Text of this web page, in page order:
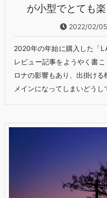
が小型でとても
2022/02/05
2020年の年始に購入した「
レビュー記事をようやく書
ロナの影響もあり、出掛け
メインになってしまいどう